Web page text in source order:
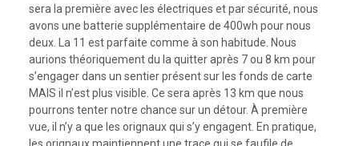
sera la première avec les électriques et par sécurité, nous
avons une batterie supplémentaire de 400wh pour nous
deux. La 11 est parfaite comme à son habitude. Nous
aurions théoriquement du la quitter après 7 ou 8 km pour
s’engager dans un sentier présent sur les fonds de carte
MAIS il n’est plus visible. Ce sera après 13 km que nous
pourrons tenter notre chance sur un détour. À première
vue, il n’y a que les orignaux qui s’y engagent. En pratique,